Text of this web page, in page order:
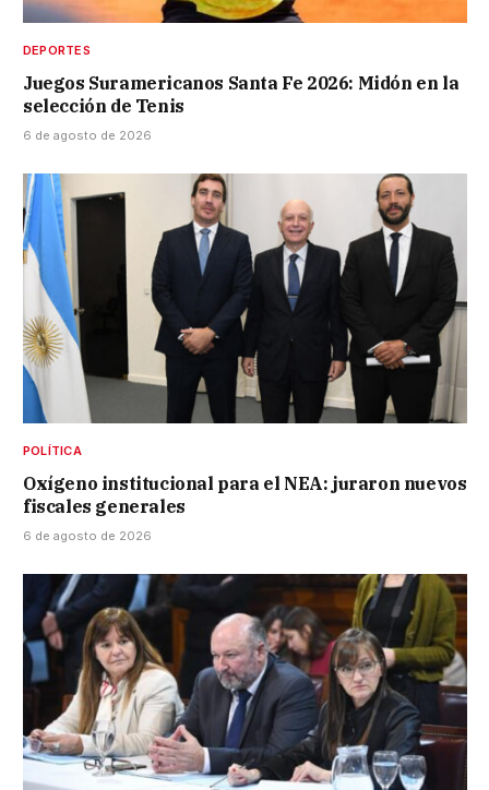
DEPORTES
Juegos Suramericanos Santa Fe 2026: Midón en la
selección de Tenis
6 de agosto de 2026
POLÍTICA
Oxígeno institucional para el NEA: juraron nuevos
fiscales generales
6 de agosto de 2026